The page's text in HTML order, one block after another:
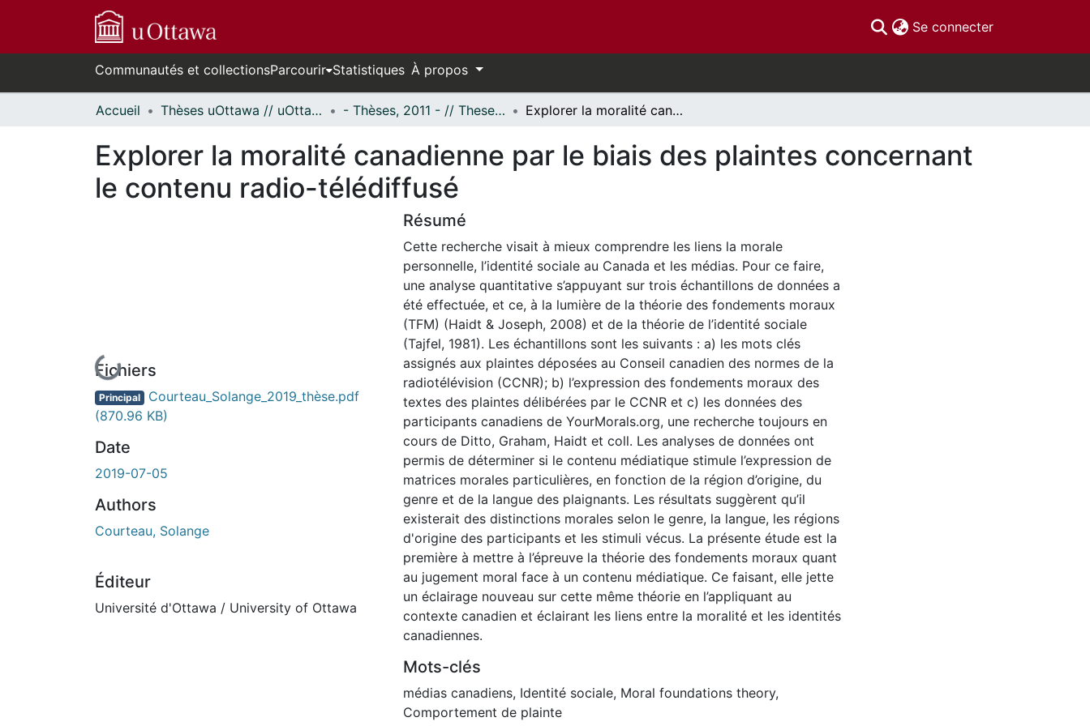
Se connecter(current)
Communautés et collectionsParcourir Statistiques À propos
Accueil Thèses uOttawa // uOttawa Theses - Thèses, 2011 - // Theses, 2011 - Explorer la moralité canadienne par le biais des plaintes concernant le contenu radio-télédiffusé
Explorer la moralité canadienne par le biais des plaintes concernant
le contenu radio-télédiffusé
En cours de chargement...
Fichiers
Principal Courteau_Solange_2019_thèse.pdf
(870.96 KB)
Date
2019-07-05
Authors
Courteau, Solange
Éditeur
Université d'Ottawa / University of Ottawa
Résumé
Cette recherche visait à mieux comprendre les liens la morale
personnelle, l’identité sociale au Canada et les médias. Pour ce faire,
une analyse quantitative s’appuyant sur trois échantillons de données a
été effectuée, et ce, à la lumière de la théorie des fondements moraux
(TFM) (Haidt & Joseph, 2008) et de la théorie de l’identité sociale
(Tajfel, 1981). Les échantillons sont les suivants : a) les mots clés
assignés aux plaintes déposées au Conseil canadien des normes de la
radiotélévision (CCNR); b) l’expression des fondements moraux des
textes des plaintes délibérées par le CCNR et c) les données des
participants canadiens de YourMorals.org, une recherche toujours en
cours de Ditto, Graham, Haidt et coll. Les analyses de données ont
permis de déterminer si le contenu médiatique stimule l’expression de
matrices morales particulières, en fonction de la région d’origine, du
genre et de la langue des plaignants. Les résultats suggèrent qu’il
existerait des distinctions morales selon le genre, la langue, les régions
d'origine des participants et les stimuli vécus. La présente étude est la
première à mettre à l’épreuve la théorie des fondements moraux quant
au jugement moral face à un contenu médiatique. Ce faisant, elle jette
un éclairage nouveau sur cette même théorie en l’appliquant au
contexte canadien et éclairant les liens entre la moralité et les identités
canadiennes.
Mots-clés
médias canadiens, Identité sociale, Moral foundations theory,
Comportement de plainte